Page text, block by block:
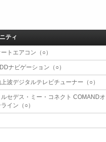
ティ
トエアコン（○）
ナビゲーション（○）
波デジタルテレビチューナー（○）
セデス・ミー・コネクト COMANDオ
イン（○）